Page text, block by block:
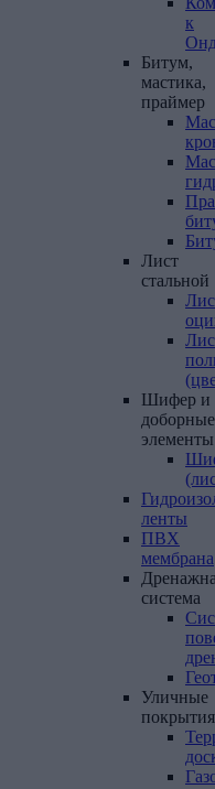
к
Битум,
мастика,
праймер
Лист
стальной
Шифер и
доборные
элементы
ленты
ПВХ
мембрана
система
Уличные
покрытия